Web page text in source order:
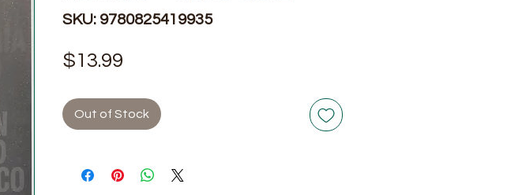
SKU: 9780825419935
$13.99
Out of Stock